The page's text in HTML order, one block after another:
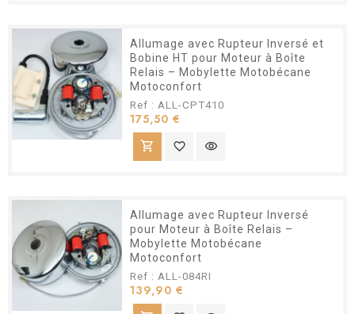
Allumage avec Rupteur Inversé et
Bobine HT pour Moteur à Boîte
Relais – Mobylette Motobécane
Motoconfort
Ref : ALL-CPT410
175,50 €
shopping_cart favorite_border visibility
Allumage avec Rupteur Inversé
pour Moteur à Boîte Relais –
Mobylette Motobécane
Motoconfort
Ref : ALL-084RI
139,90 €